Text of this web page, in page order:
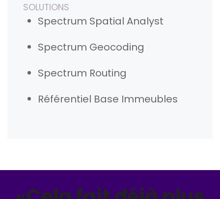
SOLUTIONS
Spectrum Spatial Analyst
Spectrum Geocoding
Spectrum Routing
Référentiel Base Immeubles